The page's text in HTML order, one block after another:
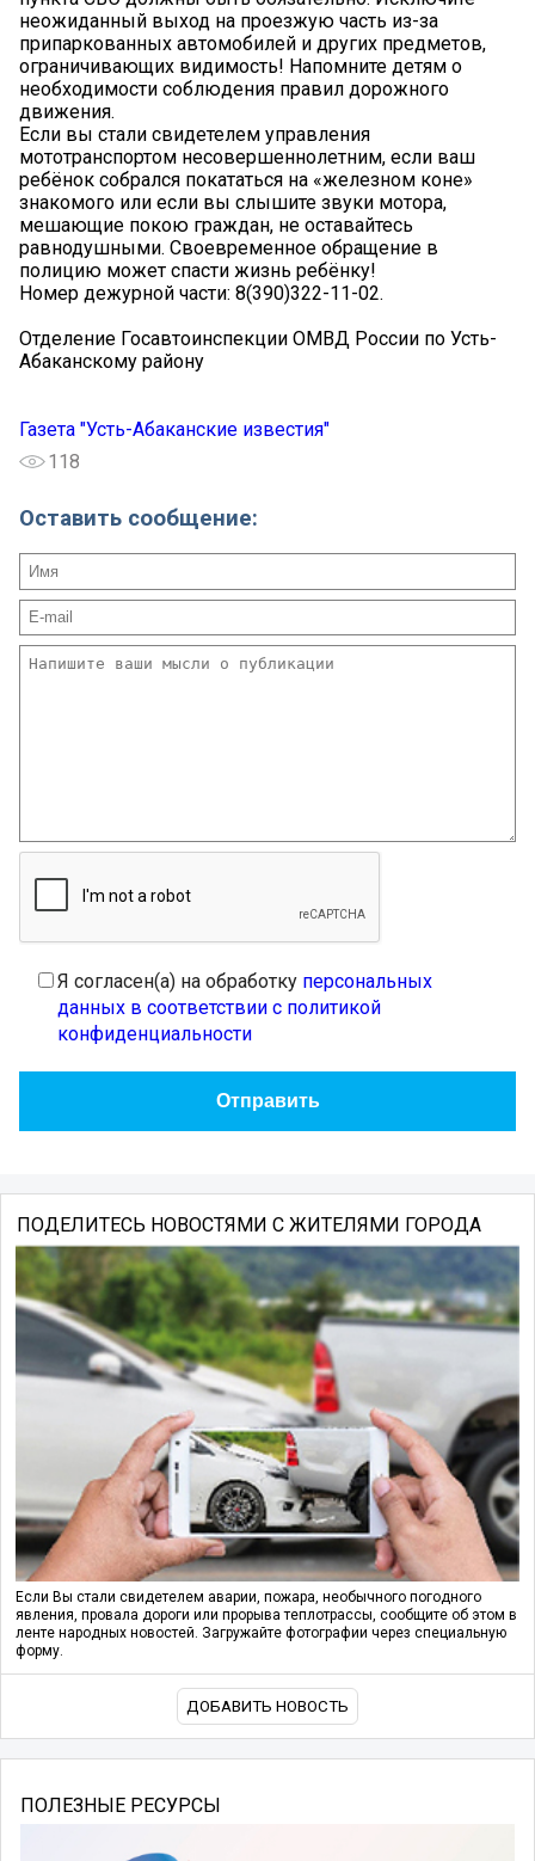
неожиданный выход на проезжую часть из-за
припаркованных автомобилей и других предметов,
ограничивающих видимость! Напомните детям о
необходимости соблюдения правил дорожного
движения.
Если вы стали свидетелем управления
мототранспортом несовершеннолетним, если ваш
ребёнок собрался покататься на «железном коне»
знакомого или если вы слышите звуки мотора,
мешающие покою граждан, не оставайтесь
равнодушными. Своевременное обращение в
полицию может спасти жизнь ребёнку!
Номер дежурной части: 8(390)322-11-02.
Отделение Госавтоинспекции ОМВД России по Усть-
Абаканскому району
Газета "Усть-Абаканские известия"
118
Оставить сообщение:
Я согласен(а) на обработку персональных
данных в соответствии с политикой
конфиденциальности
ПОДЕЛИТЕСЬ НОВОСТЯМИ С ЖИТЕЛЯМИ ГОРОДА
Если Вы стали свидетелем аварии, пожара, необычного погодного
явления, провала дороги или прорыва теплотрассы, сообщите об этом в
ленте народных новостей. Загружайте фотографии через специальную
форму.
ДОБАВИТЬ НОВОСТЬ
ПОЛЕЗНЫЕ РЕСУРСЫ